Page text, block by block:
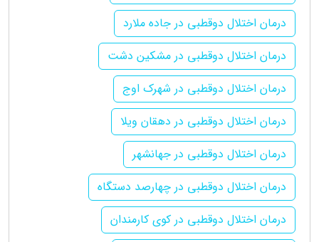
درمان اختلال دوقطبی در جاده ملارد
درمان اختلال دوقطبی در مشکین دشت
درمان اختلال دوقطبی در شهرک اوج
درمان اختلال دوقطبی در دهقان ویلا
درمان اختلال دوقطبی در جهانشهر
درمان اختلال دوقطبی در چهارصد دستگاه
درمان اختلال دوقطبی در کوی کارمندان